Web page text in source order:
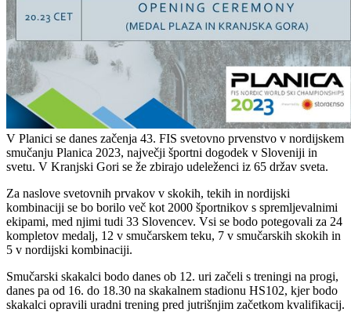
V Planici se danes začenja 43. FIS svetovno prvenstvo v nordijskem
smučanju Planica 2023, največji športni dogodek v Sloveniji in
svetu. V Kranjski Gori se že zbirajo udeleženci iz 65 držav sveta.
Za naslove svetovnih prvakov v skokih, tekih in nordijski
kombinaciji se bo borilo več kot 2000 športnikov s spremljevalnimi
ekipami, med njimi tudi 33 Slovencev. Vsi se bodo potegovali za 24
kompletov medalj, 12 v smučarskem teku, 7 v smučarskih skokih in
5 v nordijski kombinaciji.
Smučarski skakalci bodo danes ob 12. uri začeli s treningi na progi,
danes pa od 16. do 18.30 na skakalnem stadionu HS102, kjer bodo
skakalci opravili uradni trening pred jutrišnjim začetkom kvalifikacij.